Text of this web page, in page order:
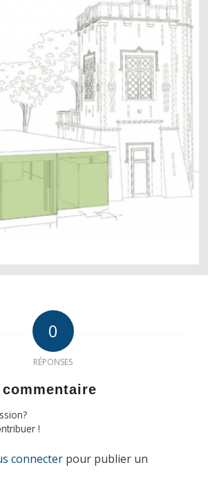
0
RÉPONSES
!
connecterpour publier un